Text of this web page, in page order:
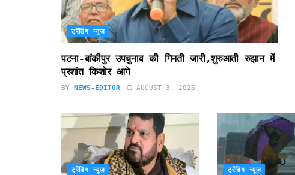
ट्रेंडिंग न्यूज़
पटना-बांकीपुर उपचुनाव की गिनती जारी,शुरुआती रुझान में
प्रशांत किशोर आगे
BY NEWS-EDITOR AUGUST 3, 2026
ट्रेंडिंग न्यूज़ ट्रेंडिंग न्यूज़